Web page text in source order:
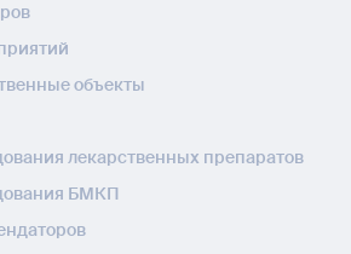
объекты
лекарственных препаратов
БМКП